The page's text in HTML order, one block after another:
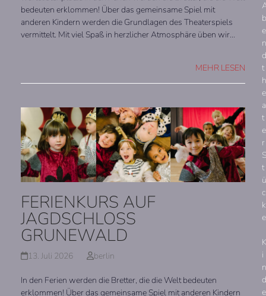
bedeuten erklommen! Über das gemeinsame Spiel mit
anderen Kindern werden die Grundlagen des Theaterspiels
vermittelt. Mit viel Spaß in herzlicher Atmosphäre üben wir…
MEHR LESEN
FERIENKURS AUF
JAGDSCHLOSS
GRUNEWALD
13. Juli 2026 berlin
In den Ferien werden die Bretter, die die Welt bedeuten
erklommen! Über das gemeinsame Spiel mit anderen Kindern
b
e
n
d
t
h
e
a
t
e
r
S
t
ü
c
k
e
K
i
n
d
e